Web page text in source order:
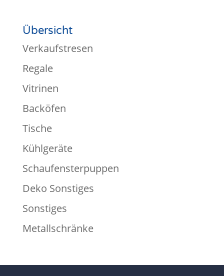
Übersicht
Verkaufstresen
Regale
Vitrinen
Backöfen
Tische
Kühlgeräte
Schaufensterpuppen
Deko Sonstiges
Sonstiges
Metallschränke